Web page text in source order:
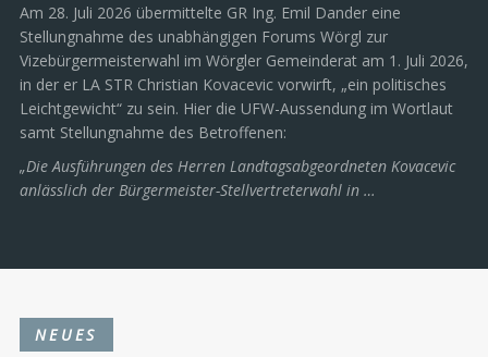
Am 28. Juli 2026 übermittelte GR Ing. Emil Dander eine
Stellungnahme des unabhängigen Forums Wörgl zur
Vizebürgermeisterwahl im Wörgler Gemeinderat am 1. Juli 2026,
in der er LA STR Christian Kovacevic vorwirft, „ein politisches
Leichtgewicht“ zu sein. Hier die UFW-Aussendung im Wortlaut
samt Stellungnahme des Betroffenen:
„Die Ausführungen des Herren Landtagsabgeordneten Kovacevic
anlässlich der Bürgermeister-Stellvertreterwahl in …
NEUES